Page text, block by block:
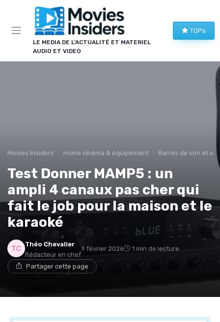
LE MEDIA DE L'ACTUALITÉ ET MATERIEL
AUDIO ET VIDEO
TOPs
Movies Insiders Home cinéma & équipement Barres de son et
Test Donner MAMP5 : un
ampli 4 canaux pas cher qui
fait le job pour la maison et le
karaoké
Théo Chevalier
Rédacteur en chef
9 février 2026 1 min de lecture
Partager cette page
Panneau de gestion des cookies